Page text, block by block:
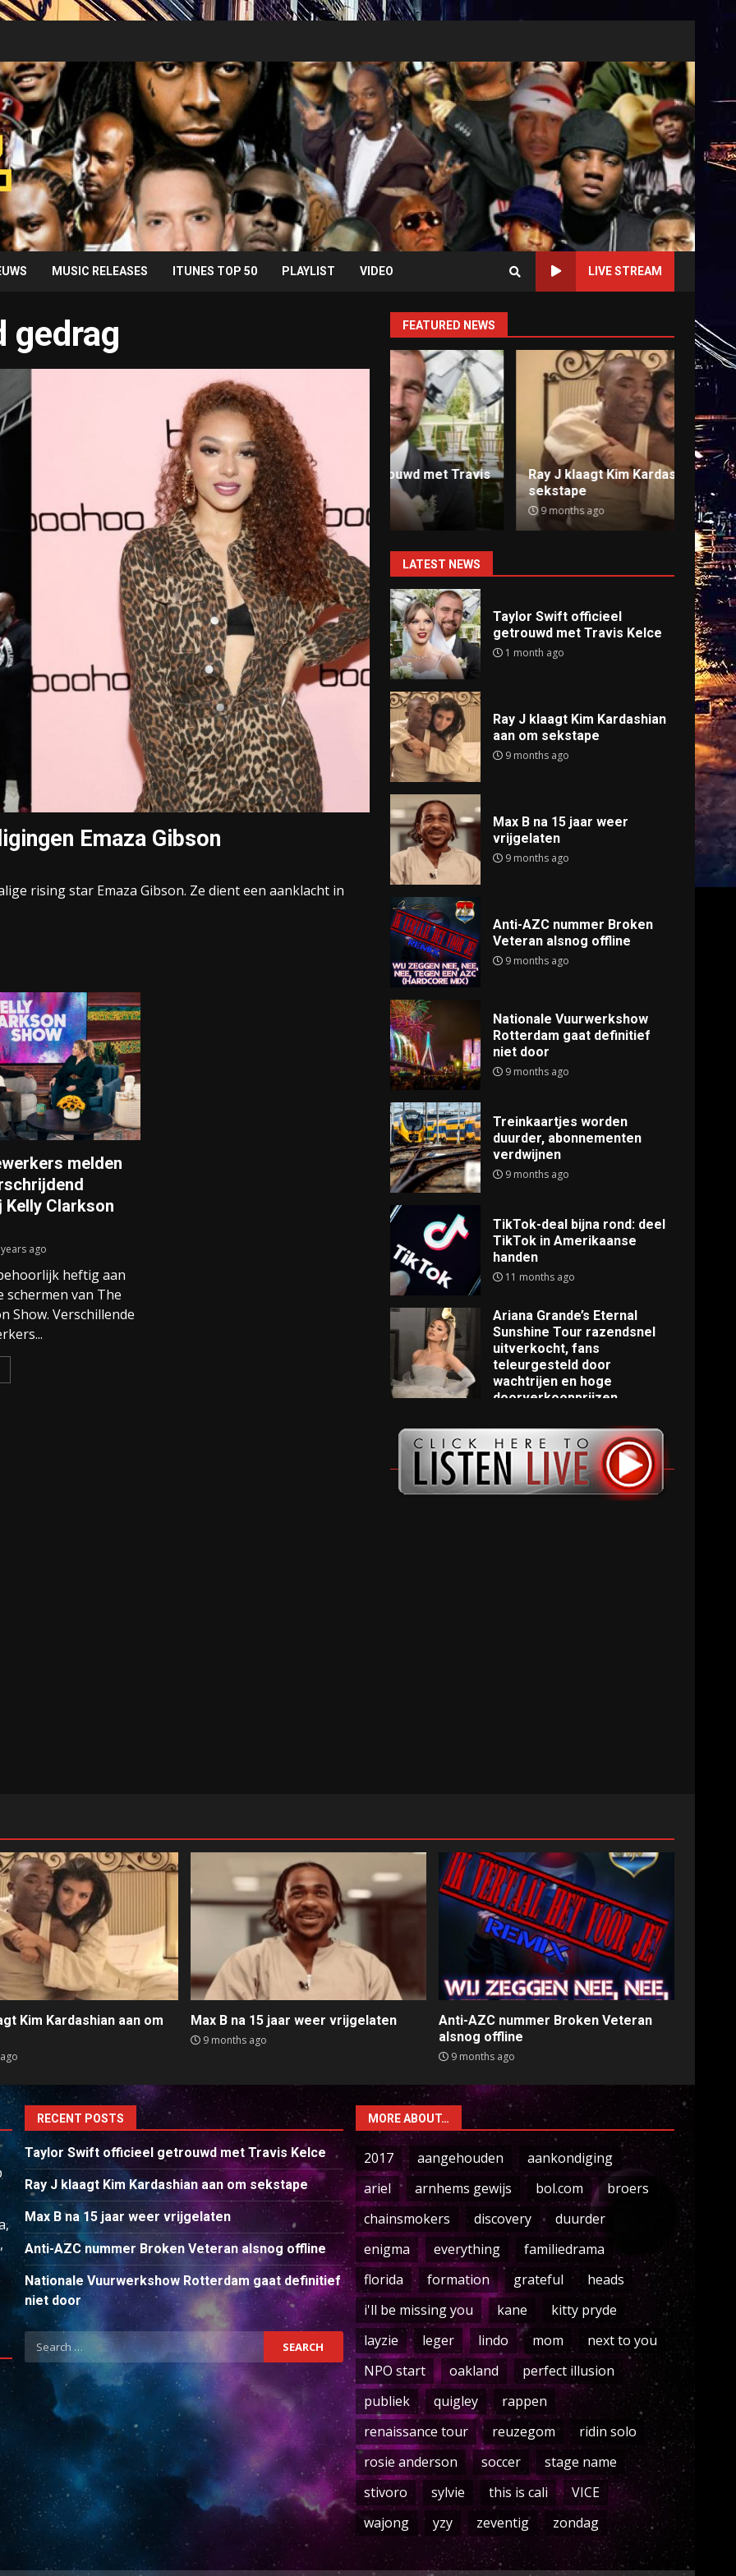
MUSIC RELEASES ITUNES TOP 50 PLAYLIST VIDEO LIVE STREAM
gedrag
Emaza Gibson
rising star Emaza Gibson. Ze dient een aanklacht in
melden
Kelly Clarkson
ago
heftig aan
schermen van The
Show. Verschillende
FEATURED NEWS
Taylor Swift officieel getrouwd met Travis
1 month ago
Ray J klaagt Kim Kardashian aan om
sekstape
9 months ago
Anti-
9
LATEST NEWS
Taylor Swift officieel
getrouwd met Travis Kelce
1 month ago
Ray J klaagt Kim Kardashian
aan om sekstape
9 months ago
Max B na 15 jaar weer
vrijgelaten
9 months ago
Anti-AZC nummer Broken
Veteran alsnog offline
9 months ago
Nationale Vuurwerkshow
Rotterdam gaat definitief
niet door
9 months ago
Treinkaartjes worden
duurder, abonnementen
verdwijnen
9 months ago
TikTok-deal bijna rond: deel
TikTok in Amerikaanse
handen
11 months ago
Ariana Grande’s Eternal
Sunshine Tour razendsnel
uitverkocht, fans
teleurgesteld door
wachtrijen en hoge
doorverkoopprijzen
Kim Kardashian aan om
Max B na 15 jaar weer vrijgelaten
9 months ago
Anti-AZC nummer Broken Veteran
alsnog offline
9 months ago
RECENT POSTS
Taylor Swift officieel getrouwd met Travis Kelce
Ray J klaagt Kim Kardashian aan om sekstape
Max B na 15 jaar weer vrijgelaten
Anti-AZC nummer Broken Veteran alsnog offline
Nationale Vuurwerkshow Rotterdam gaat definitief
niet door
Search
for:
MORE ABOUT…
2017 aangehouden
aankondiging
ariel
arnhems gewijs bol.com
broers
chainsmokers
discovery
duurder
enigma
everything
familiedrama
florida
formation grateful
heads
i'll be missing you
kane
kitty pryde
layzie
leger lindo mom
next to you
NPO start
oakland
perfect illusion
publiek
quigley
rappen
renaissance tour
reuzegom
ridin solo
rosie anderson
soccer
stage name
stivoro
sylvie this is cali
VICE
wajong
yzy zeventig zondag